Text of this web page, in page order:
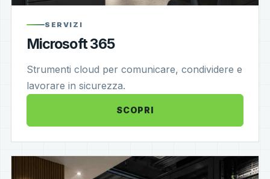
SERVIZI
Microsoft 365
Strumenti cloud per comunicare, condividere e
lavorare in sicurezza.
SCOPRI